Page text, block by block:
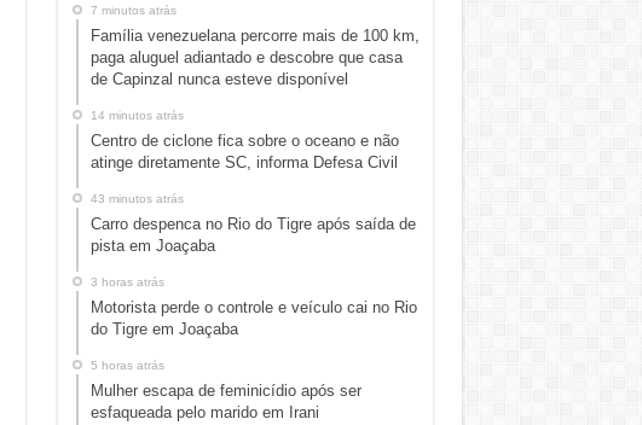
7 minutos atrás
Família venezuelana percorre mais de 100 km,
paga aluguel adiantado e descobre que casa
de Capinzal nunca esteve disponível
14 minutos atrás
Centro de ciclone fica sobre o oceano e não
atinge diretamente SC, informa Defesa Civil
43 minutos atrás
Carro despenca no Rio do Tigre após saída de
pista em Joaçaba
3 horas atrás
Motorista perde o controle e veículo cai no Rio
do Tigre em Joaçaba
5 horas atrás
Mulher escapa de feminicídio após ser
esfaqueada pelo marido em Irani